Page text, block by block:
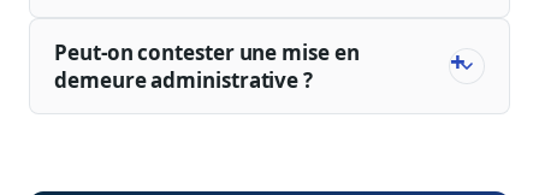
Peut-on contester une mise en
demeure administrative ?